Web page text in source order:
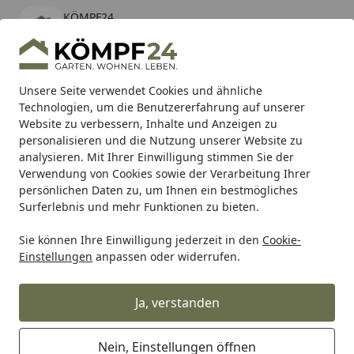
Unsere Seite verwendet Cookies und ähnliche
Technologien, um die Benutzererfahrung auf unserer
Website zu verbessern, Inhalte und Anzeigen zu
personalisieren und die Nutzung unserer Website zu
analysieren. Mit Ihrer Einwilligung stimmen Sie der
Verwendung von Cookies sowie der Verarbeitung Ihrer
persönlichen Daten zu, um Ihnen ein bestmögliches
Surferlebnis und mehr Funktionen zu bieten.
Sie können Ihre Einwilligung jederzeit in den Cookie-
Einstellungen anpassen oder widerrufen.
Ja, verstanden
Nein, Einstellungen öffnen
KÖMPF24
kostenlos - Im App Store
Hotline
Alle Produkte
Mein Konto
Suchen
Karibu Pools inkl. gratis Sandfilteranlage & Pool-
Starterset (Gesamtwert bis 468,99€)
Startseite
Teich Teichpumpe Zimmerpumpe & Brunnenpumpe
Ubbink Springbrunnenpumpe Eli-